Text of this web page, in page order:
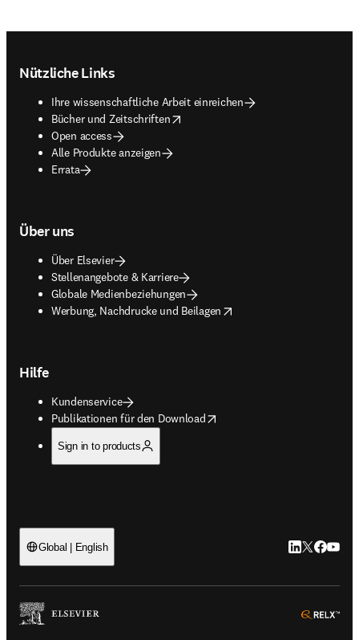
Nützliche Links
Ihre wissenschaftliche Arbeit einreichen
Bücher und Zeitschriften
opens in new tab/window
Open access
Alle Produkte anzeigen
Errata
Über uns
Über Elsevier
Stellenangebote & Karriere
Globale Medienbeziehungen
Werbung, Nachdrucke und Beilagen
opens in new tab/window
Hilfe
Kundenservice
Publikationen für den Download
opens in new tab/window
Sign in to products
Global | English LinkedIn
Twitter